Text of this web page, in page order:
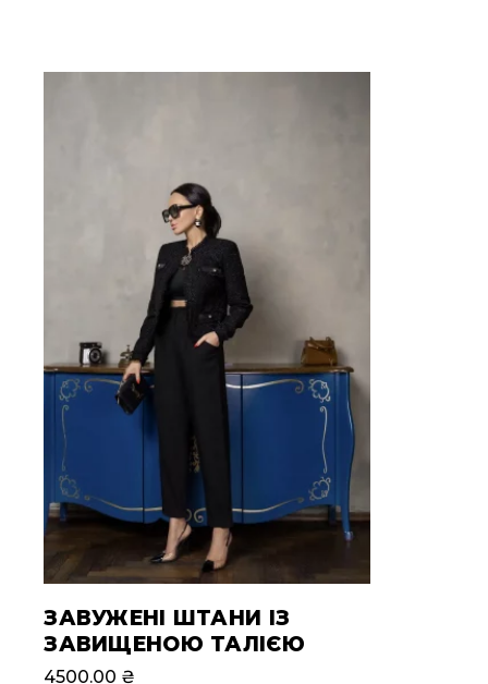
ЗАВУЖЕНІ ШТАНИ ІЗ
ЗАВИЩЕНОЮ ТАЛІЄЮ
4500.00 ₴